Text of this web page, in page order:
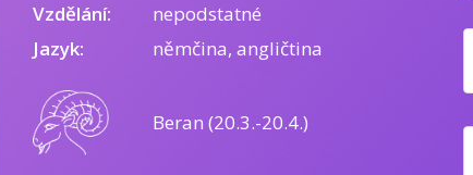
Vzdělání:
nepodstatné
Jazyk:
němčina, angličtina
Beran (20.3.-20.4.)